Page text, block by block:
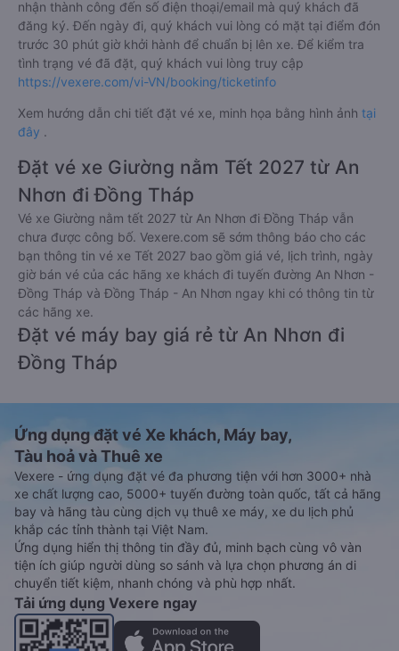
nhận thành công đến số điện thoại/email mà quý khách đã
đăng ký. Đến ngày đi, quý khách vui lòng có mặt tại điểm đón
trước 30 phút giờ khởi hành để chuẩn bị lên xe. Để kiểm tra
tình trạng vé đã đặt, quý khách vui lòng truy cập
https://vexere.com/vi-VN/booking/ticketinfo
Xem hướng dẫn chi tiết đặt vé xe, minh họa bằng hình ảnh tại
đây .
Đặt vé xe Giường nằm Tết 2027 từ An
Nhơn đi Đồng Tháp
Vé xe Giường nằm tết 2027 từ An Nhơn đi Đồng Tháp vẫn
chưa được công bố. Vexere.com sẽ sớm thông báo cho các
bạn thông tin vé xe Tết 2027 bao gồm giá vé, lịch trình, ngày
giờ bán vé của các hãng xe khách đi tuyến đường An Nhơn -
Đồng Tháp và Đồng Tháp - An Nhơn ngay khi có thông tin từ
các hãng xe.
Đặt vé máy bay giá rẻ từ An Nhơn đi
Đồng Tháp
Ứng dụng đặt vé Xe khách, Máy bay,
Tàu hoả và Thuê xe
Vexere - ứng dụng đặt vé đa phương tiện với hơn 3000+ nhà
xe chất lượng cao, 5000+ tuyến đường toàn quốc, tất cả hãng
bay và hãng tàu cùng dịch vụ thuê xe máy, xe du lịch phủ
khắp các tỉnh thành tại Việt Nam.
Ứng dụng hiển thị thông tin đầy đủ, minh bạch cùng vô vàn
tiện ích giúp người dùng so sánh và lựa chọn phương án di
chuyển tiết kiệm, nhanh chóng và phù hợp nhất.
Tải ứng dụng Vexere ngay